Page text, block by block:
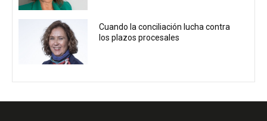
Cuando la conciliación lucha contra
los plazos procesales